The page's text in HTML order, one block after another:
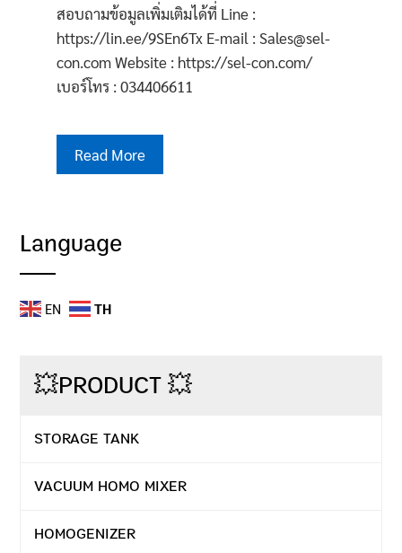
สอบถามข้อมูลเพิ่มเติมได้ที่ Line :
https://lin.ee/9SEn6Tx E-mail : Sales@sel-
con.com Website : https://sel-con.com/
เบอร์โทร : 034406611
Read More
Language
EN TH
💥PRODUCT 💥
STORAGE TANK
VACUUM HOMO MIXER
HOMOGENIZER